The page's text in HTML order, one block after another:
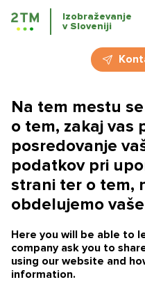
Izobraževanje
v Sloveniji
Jezikovni tečaji
Izobraževanje v Sloveniji
Slovenski jezik
Spletni tečaji slovenščine
Za zdravstveno osebje
Novice
Novice
Dogodki
Vtisi
Na tem mestu
o tem, zakaj vas
posredovanje
podatkov pri
strani ter o tem,
obdelujemo
Here you will be able to
company ask you to
using our website and
information.